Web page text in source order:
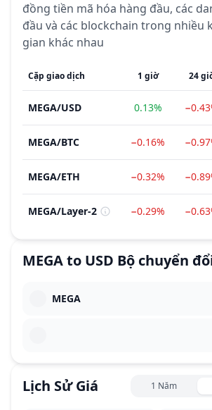
đồng tiền mã hóa hàng đầu, các
đầu và các blockchain trong nhiều
gian khác nhau
Cặp giao dịch 1 giờ 24
MEGA/USD 0.13%
MEGA/BTC −0.16%
MEGA/ETH −0.32%
MEGA/Layer-2 −0.29%
MEGAto USD Bộ chuyển
MEGA
Lịch Sử Giá 1 Năm